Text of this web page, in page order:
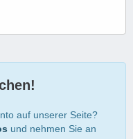
auf unserer Seite?
und nehmen Sie an